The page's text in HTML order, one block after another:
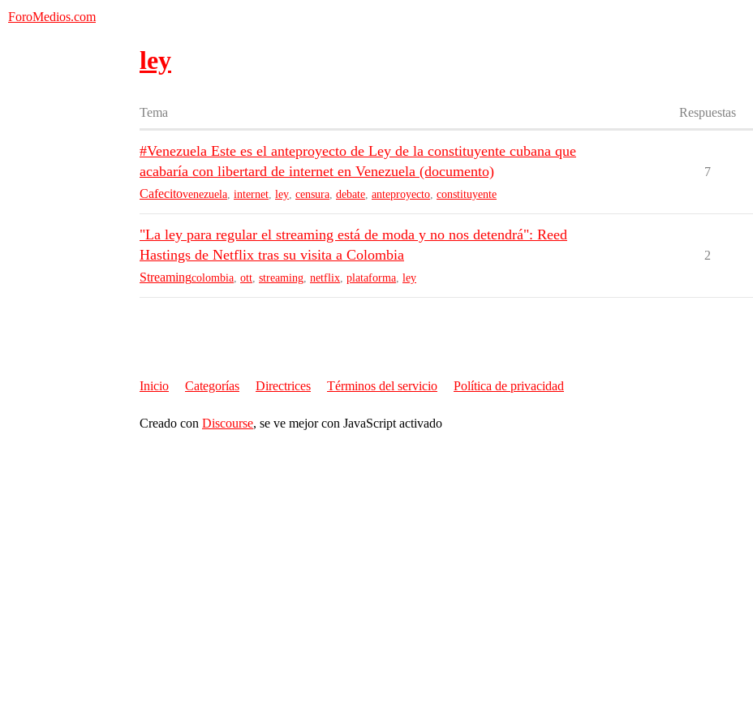
ForoMedios.com
ley
Tema Respuestas
#Venezuela Este es el anteproyecto de Ley de la constituyente cubana que
acabaría con libertard de internet en Venezuela (documento)
Cafecitovenezuela internet ley censura debate anteproyecto constituyente
7
"La ley para regular el streaming está de moda y no nos detendrá": Reed
Hastings de Netflix tras su visita a Colombia
Streamingcolombia ott streaming netflix plataforma ley
2
Inicio Categorías Directrices Términos del servicio Política de privacidad
Creado con Discourse, se ve mejor con JavaScript activado